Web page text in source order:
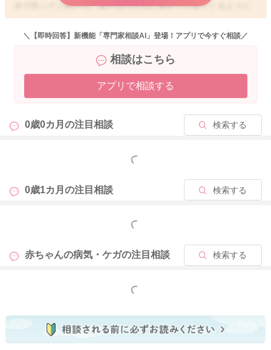
今で言ってくれたら、あとはうんちに混ざって出てくるように
なりますよ。
うでしたら、そのまま見守っていただくのでいいように思いま
す。
＼【即時回答】新機能「専門家相談AI」登場！アプリで今すぐ相談／
相談はこちら
アプリで相談する
0歳0カ月の注目相談 検索する
もっと見る
0歳1カ月の注目相談 検索する
もっと見る
赤ちゃんの病気・ケガの注目相談 検索する
もっと見る